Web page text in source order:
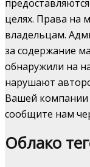
целях. Права на
владельцам.
за содержание
обнаружили на
нарушают
Вашей компании
сообщите нам
Облако